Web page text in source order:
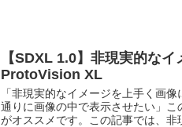
【SDXL 1.0】非現実的な
ProtoVision XL
「非現実的なイメージを上手く画
通りに画像の中で表示させたい」
がオススメです。この記事では、